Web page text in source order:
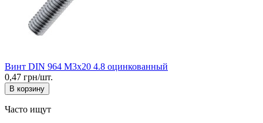
Винт DIN 964 М3x20 4.8 оцинкованный
0,47 грн/шт.
В корзину
Часто ищут